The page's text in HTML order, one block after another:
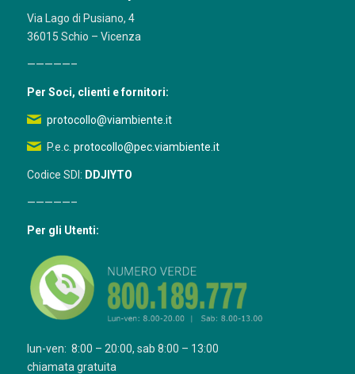
Via Lago di Pusiano, 4
36015 Schio – Vicenza
—————–
Per Soci, clienti e fornitori:
protocollo@viambiente.it
P.e.c. protocollo@pec.viambiente.it
Codice SDI: DDJIYTO
—————–
Per gli Utenti:
lun-ven: 8:00 – 20:00, sab 8:00 – 13:00
chiamata gratuita